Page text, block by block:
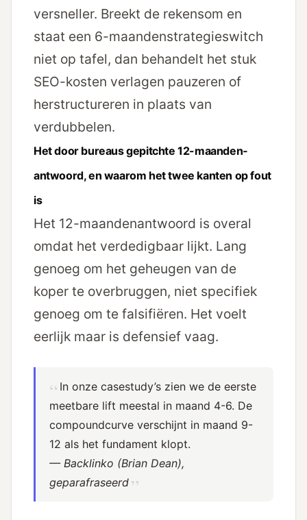
versneller. Breekt de rekensom en
staat een 6-maanden­strategie­switch
niet op tafel, dan behandelt het stuk
SEO-kosten verlagen pauzeren of
herstructureren in plaats van
verdubbelen.
Het door bureaus gepitchte 12-maanden­
antwoord, en waarom het twee kanten op fout
is
Het 12-maanden­antwoord is overal
omdat het verdedigbaar lijkt. Lang
genoeg om het geheugen van de
koper te overbruggen, niet specifiek
genoeg om te falsifiëren. Het voelt
eerlijk maar is defensief vaag.
In onze casestudy’s zien we de eerste
meetbare lift meestal in maand 4-6. De
compoundcurve verschijnt in maand 9-
12 als het fundament klopt.
— Backlinko (Brian Dean),
geparafraseerd